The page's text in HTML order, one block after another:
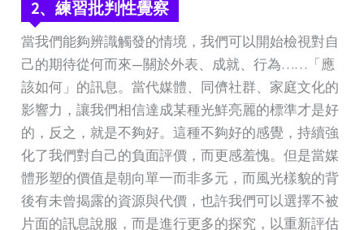
2、 練習批判性覺察
當我們能夠辨識觸發的情境，我們可以開始檢視對自
己的期待從何而來—關於外表、成就、行為……「應
該如何」的訊息。當代媒體、同儕社群、家庭文化的
影響力，讓我們相信達成某種光鮮亮麗的標準才是好
的，反之，就是不夠好。這種不夠好的感覺，持續強
化了我們對自己的負面評價，而更感羞愧。但是當媒
體形塑的價值是朝向單一而非多元，而風光樣貌的背
後有未曾揭露的資源與代價，也許我們可以選擇不被
片面的訊息說服，而是進行更多的探究，以重新評估